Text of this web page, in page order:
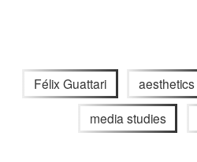
Félix Guattari aesthetics
media studies